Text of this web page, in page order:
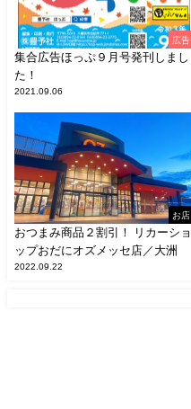
広告
集合広告ほっぷ９月号発刊しまし
た！
2021.09.06
お店
おつまみ商品２割引！ リカーショ
ップおだにオズメッセ店／大洲
2022.09.22